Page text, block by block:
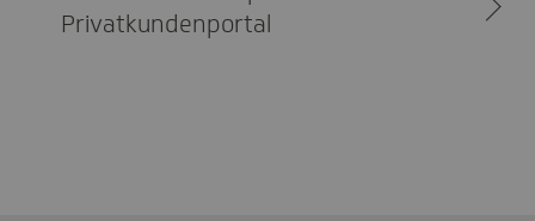
Privatkundenportal